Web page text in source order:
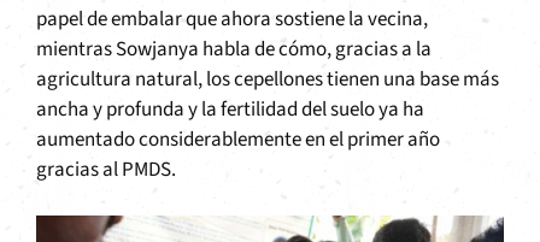
papel de embalar que ahora sostiene la vecina,
mientras Sowjanya habla de cómo, gracias a la
agricultura natural, los cepellones tienen una base más
ancha y profunda y la fertilidad del suelo ya ha
aumentado considerablemente en el primer año
gracias al PMDS.